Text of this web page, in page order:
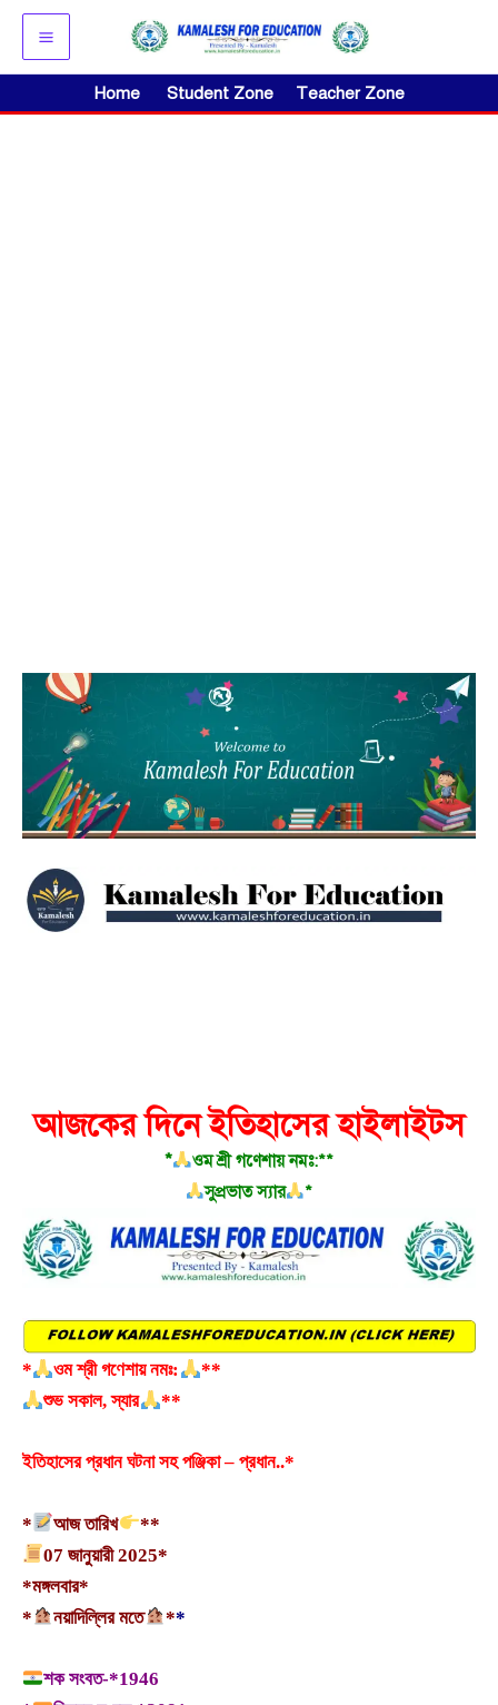
Skip
content
Home Student Zone Teacher Zone
আজকের দিনে ইতিহাসের হাইলাইটস
*
ওম শ্রী গণেশায় নমঃ:**
সুপ্রভাত স্যার
*
* ওম শ্রী গণেশায় নমঃ:
**
শুভ সকাল, স্যার
**
ইতিহাসের প্রধান ঘটনা সহ পঞ্জিকা – প্রধান..*
* আজ তারিখ
**
07 জানুয়ারী 2025*
*মঙ্গলবার*
*
নয়াদিল্লির মতে **
শক সংবত-*1946